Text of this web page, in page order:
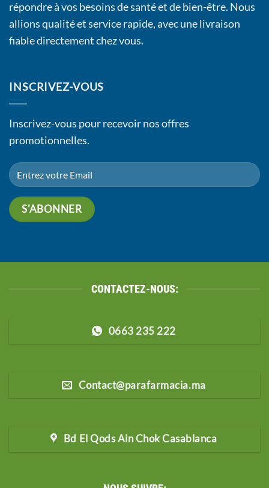
répondre à vos besoins de santé et de bien-être. Nous
allions qualité et service rapide, avec une livraison
fiable directement chez vous.
INSCRIVEZ-VOUS
Inscrivez-vous pour recevoir nos offres
promotionnelles.
CONTACTEZ-NOUS:
0663 235 222
Contact@parafarmacia.ma
Bd El Qods Ain Chok Casablanca